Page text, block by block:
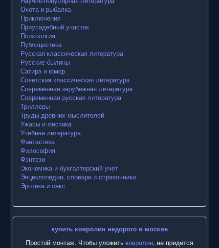
Охота и рыбалка
Приключения
Приусадебный участок
Психология
Публицистика
Русская классическая литература
Русские былины
Сатира и юмор
Советская классическая литература
Современная зарубежная литература
Современная русская литература
Триллеры
Труды древних мыслителей
Ужасы и мистика
Учебная литература
Фантастика
Философия
Фэнтези
Экономика и бухгалтерский учет
Энциклопедии, словари и справочники
Эротика и секс
купить ковролин недорого в москве
Простой монтаж. Чтобы уложить ковролин, не придется